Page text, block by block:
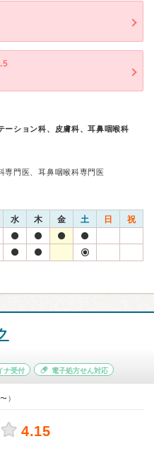
ーション科、皮膚科、耳鼻咽喉科
専門医、耳鼻咽喉科専門医
水 木 金 土 日 祝
ナ受付 電子処方せん対応
）
4.15